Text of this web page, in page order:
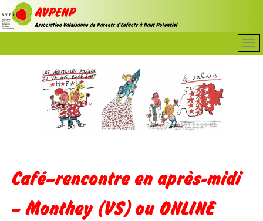
Café–rencontre en après-midi
– Monthey (VS) ou ONLINE